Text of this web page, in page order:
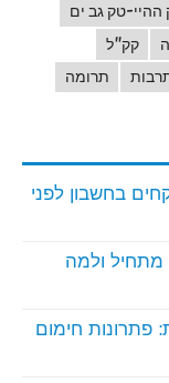
טק גב ים
קק"ל
תרומה
בחשבון לפני
ולמה
חימום